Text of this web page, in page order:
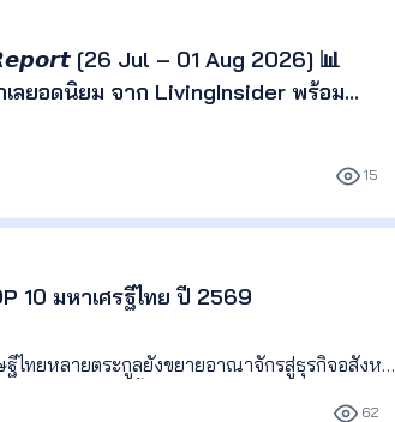
[26 Jul – 01 Aug 2026] 📊
ลยอดนิยม จาก LivingInsider พร้อม
ละติดตามทิศทางตลาดอสังหาริมทรัพย์ได้
15
10 มหาเศรฐีไทย ปี 2569
ทยหลายตระกูลยังขยายอาณาจักรสู่ธุรกิจอสังหาริ
อสังหาฯ วันนี้เราจะพาไปดูว่า 4 จาก 10 มหาเศร
62